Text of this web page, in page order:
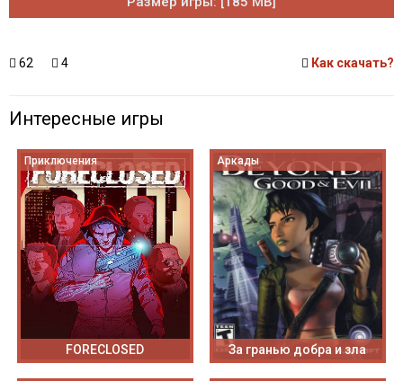
62 4 Как скачать?
Интересные игры
Приключения
FORECLOSED
Аркады
За гранью добра и зла